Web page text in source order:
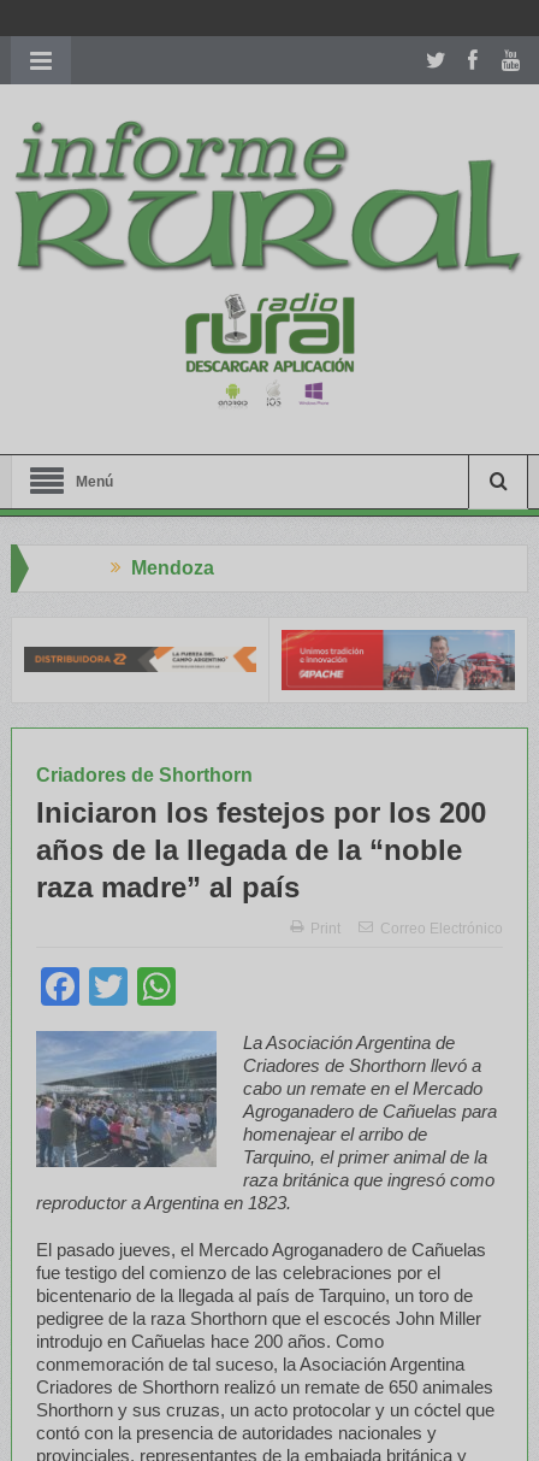
richardmillereplica
women.patekphilippe.tofor sale in usa recognized command with
dining room table ceremony. welcome to our
perfectwatches.is
shop. best youngsexdoll.comwith professional customer
services. 1: 1 design high
https://reallydiamond.com/
Menú
Criadores de Shorthorn
Iniciaron los festejos por los 200
años de la llegada de la “noble
raza madre” al país
Print Correo Electrónico
Facebook
Twitter
La Asociación Argentina de
Criadores de Shorthorn llevó a
cabo un remate en el Mercado
Agroganadero de Cañuelas para
homenajear el arribo de
Tarquino, el primer animal de la
raza británica que ingresó como
reproductor a Argentina en 1823.
El pasado jueves, el Mercado Agroganadero de Cañuelas
fue testigo del comienzo de las celebraciones por el
bicentenario de la llegada al país de Tarquino, un toro de
pedigree de la raza Shorthorn que el escocés John Miller
introdujo en Cañuelas hace 200 años. Como
conmemoración de tal suceso, la Asociación Argentina
Criadores de Shorthorn realizó un remate de 650 animales
Shorthorn y sus cruzas, un acto protocolar y un cóctel que
contó con la presencia de autoridades nacionales y
provinciales, representantes de la embajada británica y